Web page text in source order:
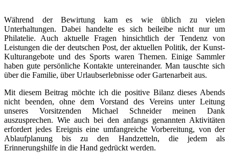
Während der Bewirtung kam es wie üblich zu vielen
Unterhaltungen. Dabei handelte es sich beileibe nicht nur um
Philatelie. Auch aktuelle Fragen hinsichtlich der Tendenz von
Leistungen die der deutschen Post, der aktuellen Politik, der Kunst-
Kulturangebote und des Sports waren Themen. Einige Sammler
haben gute persönliche Kontakte untereinander. Man tauschte sich
über die Familie, über Urlaubserlebnisse oder Gartenarbeit aus.
Mit diesem Beitrag möchte ich die positive Bilanz dieses Abends
nicht beenden, ohne dem Vorstand des Vereins unter Leitung
unseres Vorsitzenden Michael Schneider meinen Dank
auszusprechen. Wie auch bei den anfangs genannten Aktivitäten
erfordert jedes Ereignis eine umfangreiche Vorbereitung, von der
Ablaufplanung bis zu den Handzetteln, die jedem als
Erinnerungshilfe in die Hand gedrückt werden.